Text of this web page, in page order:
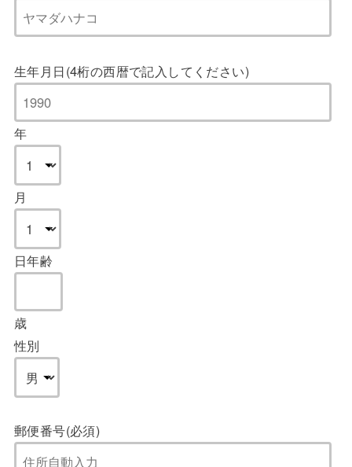
生年月日(4桁の西暦で記入してください)
年
月
日年齢
歳
性別
郵便番号(必須)